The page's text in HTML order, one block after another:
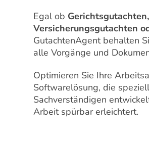
Egal ob
Versicherungsgutachten
GutachtenAgent behalten
alle Vorgänge und
Optimieren Sie Ihre
Softwarelösung, die
Sachverständigen
Arbeit spürbar erleichtert.